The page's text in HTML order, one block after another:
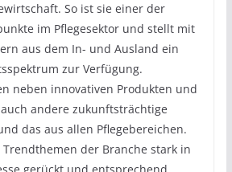
So ist sie einer der
im Pflegesektor und stellt mit
aus dem In- und Ausland ein
zur Verfügung.
neben innovativen Produkten und
andere zukunftsträchtige
das aus allen Pflegebereichen.
der Branche stark in